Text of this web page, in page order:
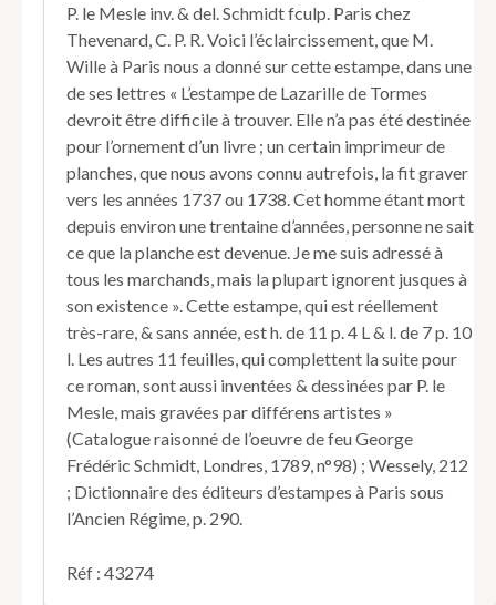
P. le Mesle inv. & del. Schmidt fculp. Paris chez
Thevenard, C. P. R. Voici l’éclaircissement, que M.
Wille à Paris nous a donné sur cette estampe, dans une
de ses lettres « L’estampe de Lazarille de Tormes
devroit être difficile à trouver. Elle n’a pas été destinée
pour l’ornement d’un livre ; un certain imprimeur de
planches, que nous avons connu autrefois, la fit graver
vers les années 1737 ou 1738. Cet homme étant mort
depuis environ une trentaine d’années, personne ne sait
ce que la planche est devenue. Je me suis adressé à
tous les marchands, mais la plupart ignorent jusques à
son existence ». Cette estampe, qui est réellement
très-rare, & sans année, est h. de 11 p. 4 L & l. de 7 p. 10
l. Les autres 11 feuilles, qui complettent la suite pour
ce roman, sont aussi inventées & dessinées par P. le
Mesle, mais gravées par différens artistes »
(Catalogue raisonné de l’oeuvre de feu George
Frédéric Schmidt, Londres, 1789, n°98) ; Wessely, 212
; Dictionnaire des éditeurs d’estampes à Paris sous
l’Ancien Régime, p. 290.
Réf : 43274